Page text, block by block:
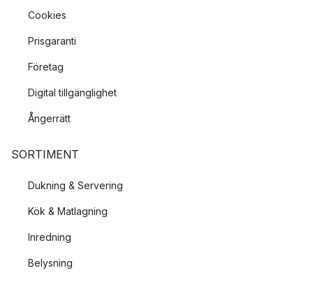
Cookies
Prisgaranti
Företag
Digital tillgänglighet
Ångerrätt
SORTIMENT
Dukning & Servering
Kök & Matlagning
Inredning
Belysning